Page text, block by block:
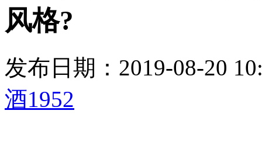
风格?
发布日期：2019-08-20
酒1952